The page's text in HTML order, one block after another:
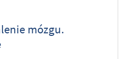
mózgu.